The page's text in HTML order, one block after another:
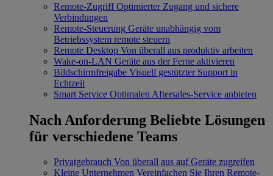
Remote-Zugriff Optimierter Zugang und sichere
Verbindungen
Remote-Steuerung Geräte unabhängig vom
Betriebssystem remote steuern
Remote Desktop Von überall aus produktiv arbeiten
Wake-on-LAN Geräte aus der Ferne aktivieren
Bildschirmfreigabe Visuell gestützter Support in
Echtzeit
Smart Service Optimalen Aftersales-Service anbieten
Nach Anforderung Beliebte Lösungen
für verschiedene Teams
Privatgebrauch Von überall aus auf Geräte zugreifen
Kleine Unternehmen Vereinfachen Sie Ihren Remote-